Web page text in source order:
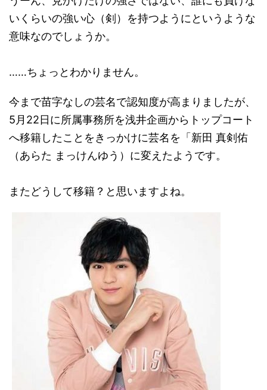
いくらいの強い心（剣）を持つようにというような
意味なのでしょうか。
……ちょっとわかりません。
今まで苗字なしの芸名で認知度が高まりましたが、
5月22日に所属事務所を浅井企画からトップコート
へ移籍したことをきっかけに芸名を「新田 真剣佑
（あらた まっけんゆう）に変えたようです。
またどうして移籍？と思いますよね。